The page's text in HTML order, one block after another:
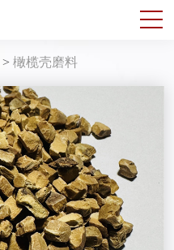
> 橄榄壳磨料